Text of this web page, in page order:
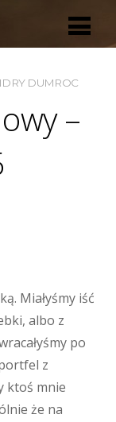
DUMROC
–
Miałyśmy iść
albo z
po
z
ktoś mnie
że na